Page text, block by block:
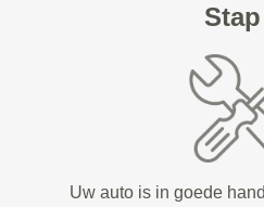
Uw auto is in goede